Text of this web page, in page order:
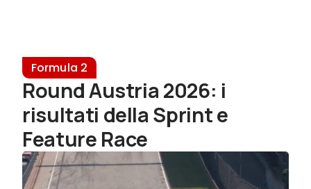
Formula 2
Round Austria 2026: i
risultati della Sprint e
Feature Race